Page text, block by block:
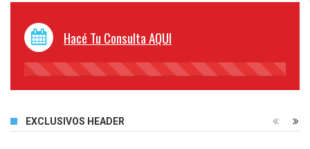
Hacé Tu Consulta AQUI
45%
EXCLUSIVOS HEADER